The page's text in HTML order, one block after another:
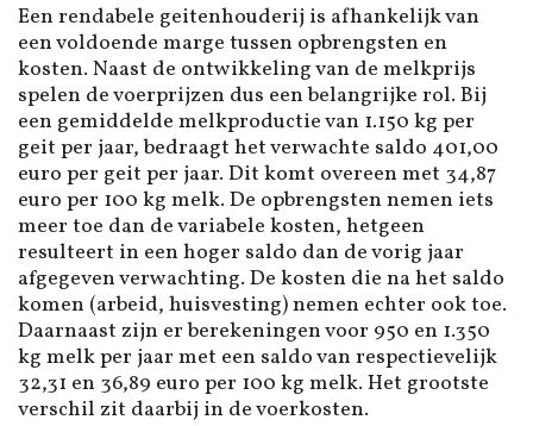
Een rendabele geitenhouderij is afhankelijk van
een voldoende marge tussen opbrengsten en
kosten. Naast de ontwikkeling van de melkprijs
spelen de voerprijzen dus een belangrijke rol. Bij
een gemiddelde melkproductie van 1.150 kg per
geit per jaar, bedraagt het verwachte saldo 401,00
euro per geit per jaar. Dit komt overeen met 34,87
euro per 100 kg melk. De opbrengsten nemen iets
meer toe dan de variabele kosten, hetgeen
resulteert in een hoger saldo dan de vorig jaar
afgegeven verwachting. De kosten die na het saldo
komen (arbeid, huisvesting) nemen echter ook toe.
Daarnaast zijn er berekeningen voor 950 en 1.350
kg melk per jaar met een saldo van respectievelijk
32,31 en 36,89 euro per 100 kg melk. Het grootste
verschil zit daarbij in de voerkosten.